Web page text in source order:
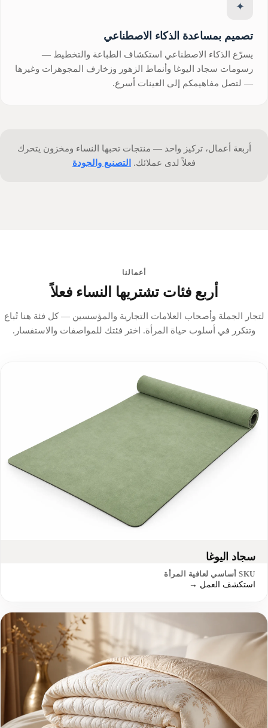
✦
تصميم بمساعدة الذكاء الاصطناعي
يسرّع الذكاء الاصطناعي استكشاف الطباعة والتخطيط —
رسومات سجاد اليوغا وأنماط الزهور وزخارف المجوهرات وغيرها
— لتصل مفاهيمكم إلى العينات أسرع.
أربعة أعمال، تركيز واحد — منتجات تحبها النساء ومخزون يتحرك
فعلاً لدى عملائك.
التصنيع والجودة
أعمالنا
أربع فئات تشتريها النساء فعلاً
لتجار الجملة وأصحاب العلامات التجارية والمؤسسين — كل فئة هنا تُباع
وتتكرر في أسلوب حياة المرأة. اختر فئتك للمواصفات والاستفسار.
سجاد اليوغا
SKU أساسي لعافية المرأة
استكشف العمل →